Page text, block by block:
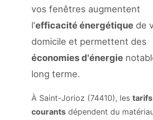
vos fenêtres augmentent
l'efficacité énergétique de
domicile et permettent des
économies d'énergie
long terme.
À Saint-Jorioz (74410), les tarifs
courants dépendent du